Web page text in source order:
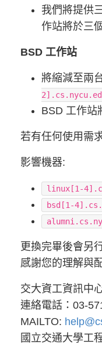
我們將提供
作站將於三
BSD 工作站
將縮減至兩
BSD 工作站
若有任何使用需
影響機器:
linux[1-
bsd[1-
更換完畢後會另
感謝您的理解與
交大資工資訊中
連絡電話：03-
MAILTO:
國立交通大學工